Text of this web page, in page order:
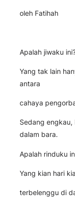
oleh Fatihah
Apalah jiwaku
Yang tak lain
antara
cahaya
Sedang
dalam bara.
Apalah rinduku
Yang kian hari
terbelenggu di